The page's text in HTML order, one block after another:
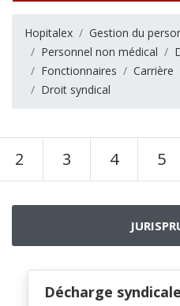
Hopitalex
Gestion du
Personnel non médical
Fonctionnaires
Carrière
Droit syndical
2 3 4 5
Décharge